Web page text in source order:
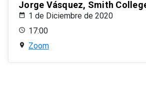
Jorge Vásquez, Smith
1 de Diciembre de 2020
17:00
Zoom